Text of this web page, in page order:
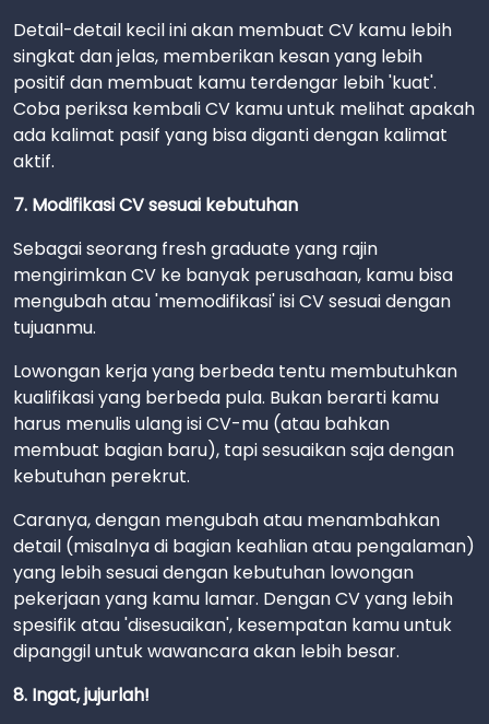
Detail-detail kecil ini akan membuat CV kamu lebih
singkat dan jelas, memberikan kesan yang lebih
positif dan membuat kamu terdengar lebih 'kuat'.
Coba periksa kembali CV kamu untuk melihat apakah
ada kalimat pasif yang bisa diganti dengan kalimat
aktif.
7. Modifikasi CV sesuai kebutuhan
Sebagai seorang fresh graduate yang rajin
mengirimkan CV ke banyak perusahaan, kamu bisa
mengubah atau 'memodifikasi' isi CV sesuai dengan
tujuanmu.
Lowongan kerja yang berbeda tentu membutuhkan
kualifikasi yang berbeda pula. Bukan berarti kamu
harus menulis ulang isi CV-mu (atau bahkan
membuat bagian baru), tapi sesuaikan saja dengan
kebutuhan perekrut.
Caranya, dengan mengubah atau menambahkan
detail (misalnya di bagian keahlian atau pengalaman)
yang lebih sesuai dengan kebutuhan lowongan
pekerjaan yang kamu lamar. Dengan CV yang lebih
spesifik atau 'disesuaikan', kesempatan kamu untuk
dipanggil untuk wawancara akan lebih besar.
8. Ingat, jujurlah!